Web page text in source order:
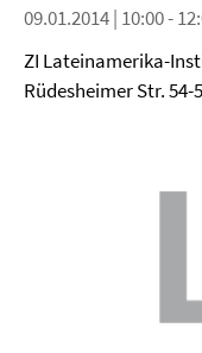
09.01.2014 | 10:00 -
ZI Lateinamerika-
Rüdesheimer Str. 54-